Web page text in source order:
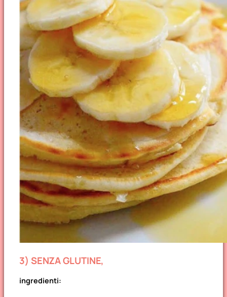
3) SENZA GLUTINE,
ingredienti: